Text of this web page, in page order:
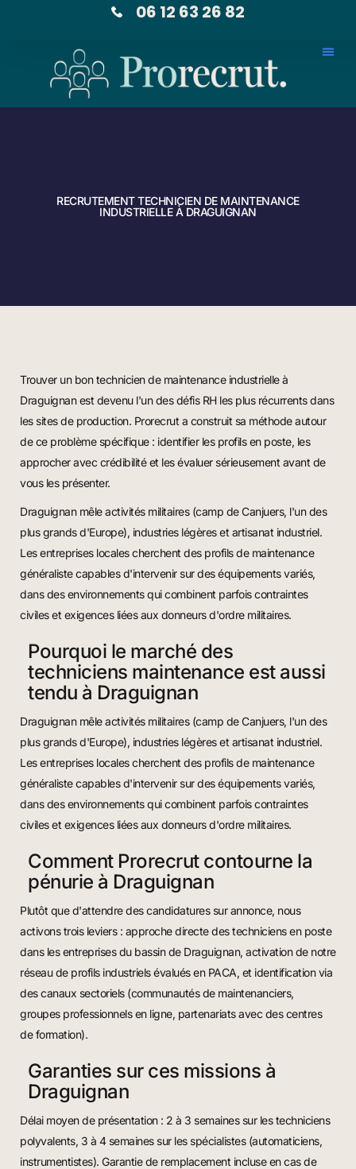
06 12 63 26 82
RECRUTEMENT TECHNICIEN DE MAINTENANCE
INDUSTRIELLE À DRAGUIGNAN
Trouver un bon technicien de maintenance industrielle à
Draguignan est devenu l'un des défis RH les plus récurrents dans
les sites de production. Prorecrut a construit sa méthode autour
de ce problème spécifique : identifier les profils en poste, les
approcher avec crédibilité et les évaluer sérieusement avant de
vous les présenter.
Draguignan mêle activités militaires (camp de Canjuers, l'un des
plus grands d'Europe), industries légères et artisanat industriel.
Les entreprises locales cherchent des profils de maintenance
généraliste capables d'intervenir sur des équipements variés,
dans des environnements qui combinent parfois contraintes
civiles et exigences liées aux donneurs d'ordre militaires.
Pourquoi le marché des
techniciens maintenance est aussi
tendu à Draguignan
Draguignan mêle activités militaires (camp de Canjuers, l'un des
plus grands d'Europe), industries légères et artisanat industriel.
Les entreprises locales cherchent des profils de maintenance
généraliste capables d'intervenir sur des équipements variés,
dans des environnements qui combinent parfois contraintes
civiles et exigences liées aux donneurs d'ordre militaires.
Comment Prorecrut contourne la
pénurie à Draguignan
Plutôt que d'attendre des candidatures sur annonce, nous
activons trois leviers : approche directe des techniciens en poste
dans les entreprises du bassin de Draguignan, activation de notre
réseau de profils industriels évalués en PACA, et identification via
des canaux sectoriels (communautés de maintenanciers,
groupes professionnels en ligne, partenariats avec des centres
de formation).
Garanties sur ces missions à
Draguignan
Délai moyen de présentation : 2 à 3 semaines sur les techniciens
polyvalents, 3 à 4 semaines sur les spécialistes (automaticiens,
instrumentistes). Garantie de remplacement incluse en cas de